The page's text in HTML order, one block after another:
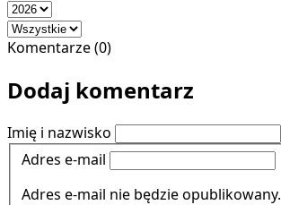
Komentarze (0)
Dodaj komentarz
Imię i nazwisko
Adres e-mail
Adres e-mail nie będzie opublikowany.